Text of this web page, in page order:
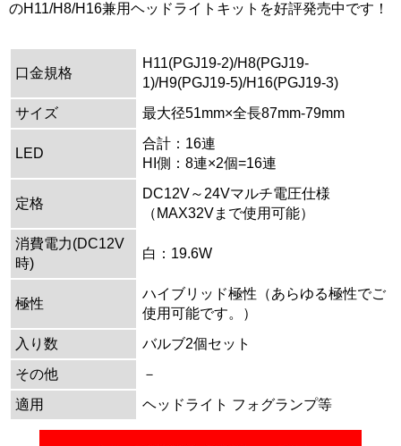
のH11/H8/H16兼用ヘッドライトキットを好評発売中です！
口金規格
H11(PGJ19-2)/H8(PGJ19-
1)/H9(PGJ19-5)/H16(PGJ19-3)
サイズ
最大径51mm×全長87mm-79mm
LED
合計：16連
HI側：8連×2個=16連
定格
DC12V～24Vマルチ電圧仕様
（MAX32Vまで使用可能）
消費電力(DC12V
時)
白：19.6W
極性
ハイブリッド極性（あらゆる極性でご
使用可能です。）
入り数
バルブ2個セット
その他
－
適用
ヘッドライト フォグランプ等